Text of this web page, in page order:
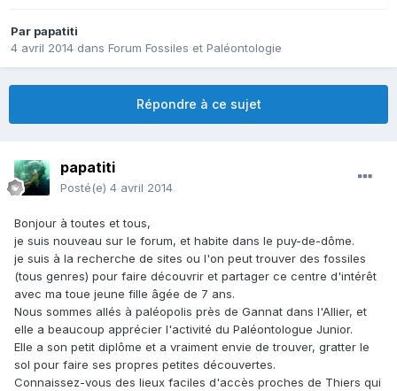
Par papatiti
4 avril 2014 dans Forum Fossiles et Paléontologie
Répondre à ce sujet
papatiti
Posté(e) 4 avril 2014
Bonjour à toutes et tous,
je suis nouveau sur le forum, et habite dans le puy-de-dôme.
je suis à la recherche de sites ou l'on peut trouver des fossiles
(tous genres) pour faire découvrir et partager ce centre d'intérêt
avec ma toue jeune fille âgée de 7 ans.
Nous sommes allés à paléopolis près de Gannat dans l'Allier, et
elle a beaucoup apprécier l'activité du Paléontologue Junior.
Elle a son petit diplôme et a vraiment envie de trouver, gratter le
sol pour faire ses propres petites découvertes.
Connaissez-vous des lieux faciles d'accès proches de Thiers qui